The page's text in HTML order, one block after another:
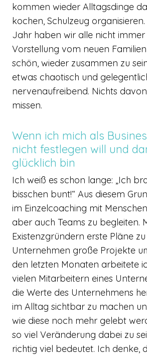
kommen wieder Alltagsdinge
kochen, Schulzeug
Jahr haben wir alle nicht immer
Vorstellung vom neuen
schön, wieder zusammen zu
etwas chaotisch und
nervenaufreibend. Nichts
missen.
Wenn ich mich als
nicht festlegen will und
glücklich bin
Ich weiß es schon lange: „Ich
bisschen bunt!“ Aus diesem
im Einzelcoaching mit
aber auch Teams zu begleiten.
Existenzgründern erste Pläne
Unternehmen große Projekte
den letzten Monaten arbeitete
vielen Mitarbeitern eines
die Werte des Unternehmens
im Alltag sichtbar zu machen
wie diese noch mehr gelebt
so viel Veränderung dabei zu
richtig viel bedeutet. Ich denke,